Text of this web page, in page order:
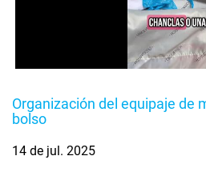
Organización del equipaje de
bolso
14 de jul. 2025